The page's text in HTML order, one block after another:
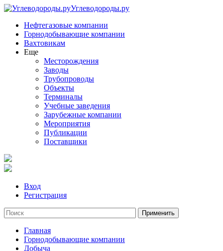
Углеводороды.ру
Нефтегазовые компании
Горнодобывающие компании
Вахтовикам
Еще
Месторождения
Заводы
Трубопроводы
Объекты
Терминалы
Учебные заведения
Зарубежные компании
Мероприятия
Публикации
Поставщики
Вход
Регистрация
Главная
Горнодобывающие компании
Добыча